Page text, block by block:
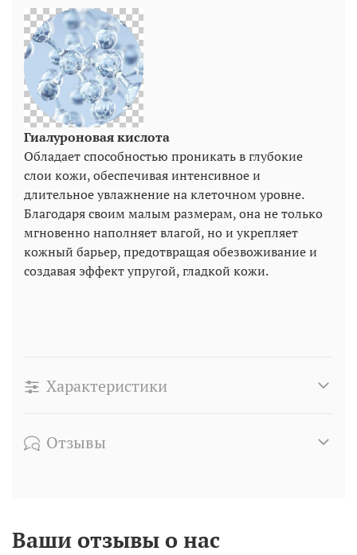
Гиалуроновая кислота
Обладает способностью проникать в глубокие
слои кожи, обеспечивая интенсивное и
длительное увлажнение на клеточном уровне.
Благодаря своим малым размерам, она не только
мгновенно наполняет влагой, но и укрепляет
кожный барьер, предотвращая обезвоживание и
создавая эффект упругой, гладкой кожи.
Характеристики
Отзывы
Ваши отзывы о нас